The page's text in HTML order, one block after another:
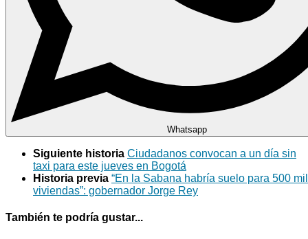
Whatsapp
Siguiente historia Ciudadanos convocan a un día sin
taxi para este jueves en Bogotá
Historia previa “En la Sabana habría suelo para 500 mil
viviendas”: gobernador Jorge Rey
También te podría gustar...